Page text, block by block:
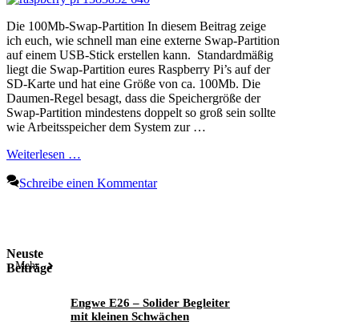
Die 100Mb-Swap-Partition In diesem Beitrag zeige
ich euch, wie schnell man eine externe Swap-Partition
auf einem USB-Stick erstellen kann. Standardmäßig
liegt die Swap-Partition eures Raspberry Pi’s auf der
SD-Karte und hat eine Größe von ca. 100Mb. Die
Daumen-Regel besagt, dass die Speichergröße der
Swap-Partition mindestens doppelt so groß sein sollte
wie Arbeitsspeicher dem System zur …
Weiterlesen …
Schreibe einen Kommentar
Neuste
Beiträge
Mehr
Engwe E26 – Solider Begleiter
mit kleinen Schwächen